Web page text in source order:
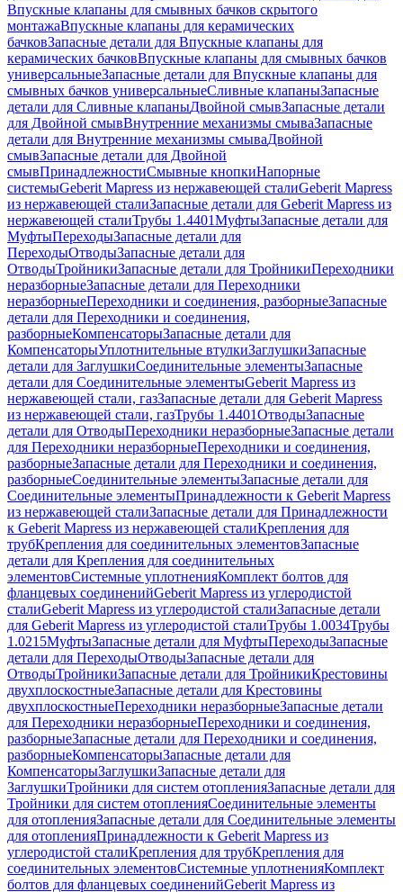
Впускные клапаны для смывных бачков скрытого
монтажаВпускные клапаны для керамических
бачковЗапасные детали для Впускные клапаны для
керамических бачковВпускные клапаны для смывных бачков
универсальныеЗапасные детали для Впускные клапаны для
смывных бачков универсальныеСливные клапаныЗапасные
детали для Сливные клапаныДвойной смывЗапасные детали
для Двойной смывВнутренние механизмы смываЗапасные
детали для Внутренние механизмы смываДвойной
смывЗапасные детали для Двойной
смывПринадлежностиСмывные кнопкиНапорные
системыGeberit Mapress из нержавеющей сталиGeberit Mapress
из нержавеющей сталиЗапасные детали для Geberit Mapress из
нержавеющей сталиТрубы 1.4401МуфтыЗапасные детали для
МуфтыПереходыЗапасные детали для
ПереходыОтводыЗапасные детали для
ОтводыТройникиЗапасные детали для ТройникиПереходники
неразборныеЗапасные детали для Переходники
неразборныеПереходники и соединения, разборныеЗапасные
детали для Переходники и соединения,
разборныеКомпенсаторыЗапасные детали для
КомпенсаторыУплотнительные втулкиЗаглушкиЗапасные
детали для ЗаглушкиСоединительные элементыЗапасные
детали для Соединительные элементыGeberit Mapress из
нержавеющей стали, газЗапасные детали для Geberit Mapress
из нержавеющей стали, газТрубы 1.4401ОтводыЗапасные
детали для ОтводыПереходники неразборныеЗапасные детали
для Переходники неразборныеПереходники и соединения,
разборныеЗапасные детали для Переходники и соединения,
разборныеСоединительные элементыЗапасные детали для
Соединительные элементыПринадлежности к Geberit Mapress
из нержавеющей сталиЗапасные детали для Принадлежности
к Geberit Mapress из нержавеющей сталиКрепления для
трубКрепления для соединительных элементовЗапасные
детали для Крепления для соединительных
элементовСистемные уплотненияКомплект болтов для
фланцевых соединенийGeberit Mapress из углеродистой
сталиGeberit Mapress из углеродистой сталиЗапасные детали
для Geberit Mapress из углеродистой сталиТрубы 1.0034Трубы
1.0215МуфтыЗапасные детали для МуфтыПереходыЗапасные
детали для ПереходыОтводыЗапасные детали для
ОтводыТройникиЗапасные детали для ТройникиКрестовины
двухплоскостныеЗапасные детали для Крестовины
двухплоскостныеПереходники неразборныеЗапасные детали
для Переходники неразборныеПереходники и соединения,
разборныеЗапасные детали для Переходники и соединения,
разборныеКомпенсаторыЗапасные детали для
КомпенсаторыЗаглушкиЗапасные детали для
ЗаглушкиТройники для систем отопленияЗапасные детали для
Тройники для систем отопленияСоединительные элементы
для отопленияЗапасные детали для Соединительные элементы
для отопленияПринадлежности к Geberit Mapress из
углеродистой сталиКрепления для трубКрепления для
соединительных элементовСистемные уплотненияКомплект
болтов для фланцевых соединенийGeberit Mapress из